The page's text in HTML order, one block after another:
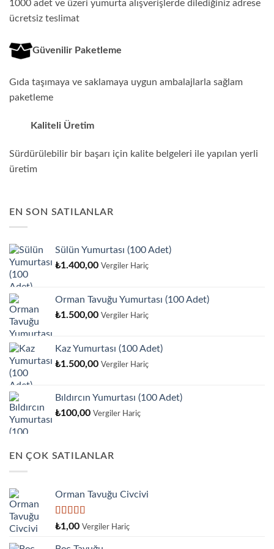
1000 adet ve üzeri yumurta alışverişlerde dilediğiniz adrese
ücretsiz teslimat
Güvenilir Paketleme
Gıda taşımaya ve saklamaya uygun ambalajlarla sağlam
paketleme
Kaliteli Üretim
Sürdürülebilir bir başarı için kalite belgeleri ile yapılan yerli
üretim
EN SON SATILANLAR
Sülün Yumurtası (100 Adet)
₺1.400,00 Vergiler Hariç
Orman Tavuğu Yumurtası (100 Adet)
₺1.500,00 Vergiler Hariç
Kaz Yumurtası (100 Adet)
₺1.500,00 Vergiler Hariç
Bıldırcın Yumurtası (100 Adet)
₺100,00 Vergiler Hariç
EN ÇOK SATILANLAR
Orman Tavuğu Civcivi
5 üzerinden
₺1,00 Vergiler Hariç